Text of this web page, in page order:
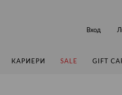
КАРИЕРИ SALE GIFT
Вход